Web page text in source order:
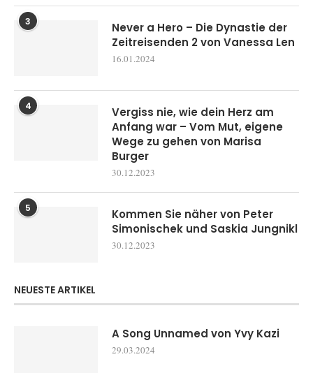
3
Never a Hero – Die Dynastie der
Zeitreisenden 2 von Vanessa Len
16.01.2024
4
Vergiss nie, wie dein Herz am
Anfang war – Vom Mut, eigene
Wege zu gehen von Marisa
Burger
30.12.2023
5
Kommen Sie näher von Peter
Simonischek und Saskia Jungnikl
30.12.2023
NEUESTE ARTIKEL
A Song Unnamed von Yvy Kazi
29.03.2024